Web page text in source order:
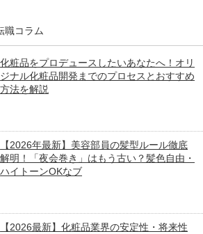
職コラム
化粧品をプロデュースしたいあなたへ！オリ
ジナル化粧品開発までのプロセスとおすすめ
方法を解説
【2026年最新】美容部員の髪型ルール徹底
解明！「夜会巻き」はもう古い？髪色自由・
ハイトーンOKなブ
【2026最新】化粧品業界の安定性・将来性